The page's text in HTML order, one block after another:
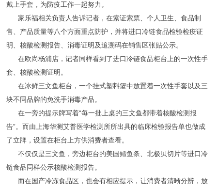
戴上手套，为防疫工作一起努力。
家乐福相关负责人告诉记者，在索证索票、个人卫生、食品制
售、产品质量等八个方面重点防护，并将进口冷链食品检验检疫证
明、核酸检测报告、消毒证明及追溯码在销售区张贴公示。
在欧尚杨浦店，记者同样看到了进口冷链食品柜台上的一次性手
套、核酸检测证明。
在冰鲜三文鱼柜台，一个挂式塑料篮中放置着一次性手套以及三
块不同品牌的免洗手消毒产品。
在一旁的提示牌写着“每一批上桌的三文鱼都带着核酸检测报
告”。而由上海华测艾普医学检测所所出具的临床检验报告单也做成
了立牌，设置在柜台上方供消费者查看。
不仅仅是三文鱼，旁边柜台的美国鳕鱼条、北极贝切片等进口冷
链食品同样公示核酸检测报告。
而在国产冷冻食品区，也会有相应提示，让消费者清晰分辨，放